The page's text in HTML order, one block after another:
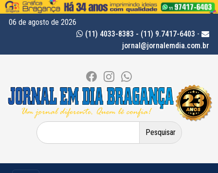
06 de agosto de 2026
(11) 4033-8383 - (11) 9.7417-6403 -
jornal@jornalemdia.com.br
Pesquisar
por: